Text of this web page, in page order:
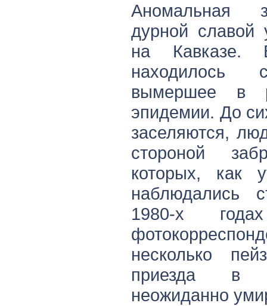
Аномальная
дурной славой
на Кавказе.
находилось
вымершее в
эпидемии. До
заселяются,
стороной
которых, как
наблюдались
1980-х
несколько
приезда в
неожиданно